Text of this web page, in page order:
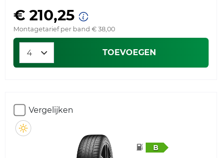
€ 210,25
Montagetarief per band € 38,00
TOEVOEGEN
Vergelijken
B